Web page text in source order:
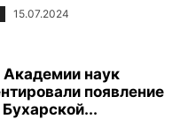
15.07.2024
Академии наук
появление